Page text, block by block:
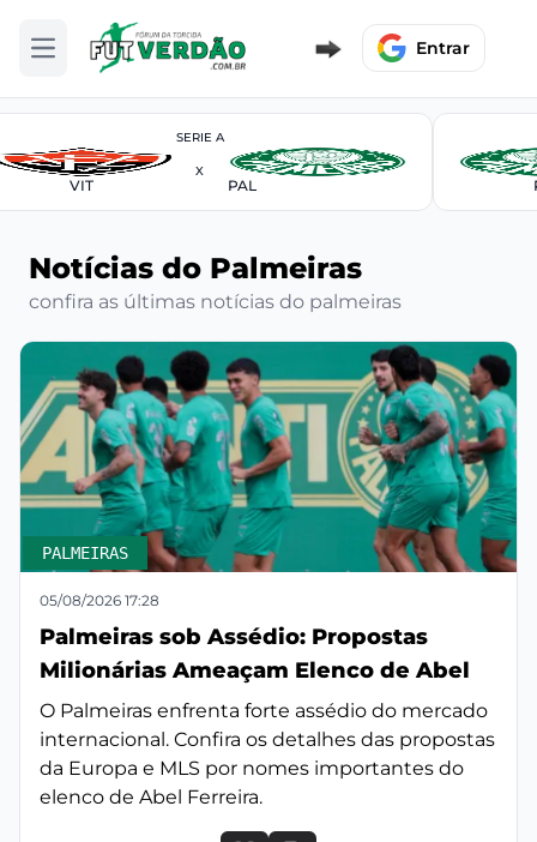
Abrir menu Entrar
SERIE A
VIT
X
PAL
Notícias do Palmeiras
confira as últimas notícias do palmeiras
PALMEIRAS
05/08/2026 17:28
Palmeiras sob Assédio: Propostas
Milionárias Ameaçam Elenco de Abel
O Palmeiras enfrenta forte assédio do mercado
internacional. Confira os detalhes das propostas
da Europa e MLS por nomes importantes do
elenco de Abel Ferreira.